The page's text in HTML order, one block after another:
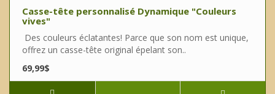
Casse-tête personnalisé Dynamique "Couleurs
vives"
Des couleurs éclatantes! Parce que son nom est unique,
offrez un casse-tête original épelant son..
69,99$